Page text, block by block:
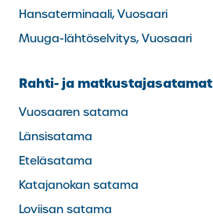
Hansaterminaali, Vuosaari
Muuga-lähtöselvitys, Vuosaari
Rahti- ja matkustajasatamat
Vuosaaren satama
Länsisatama
Eteläsatama
Katajanokan satama
Loviisan satama